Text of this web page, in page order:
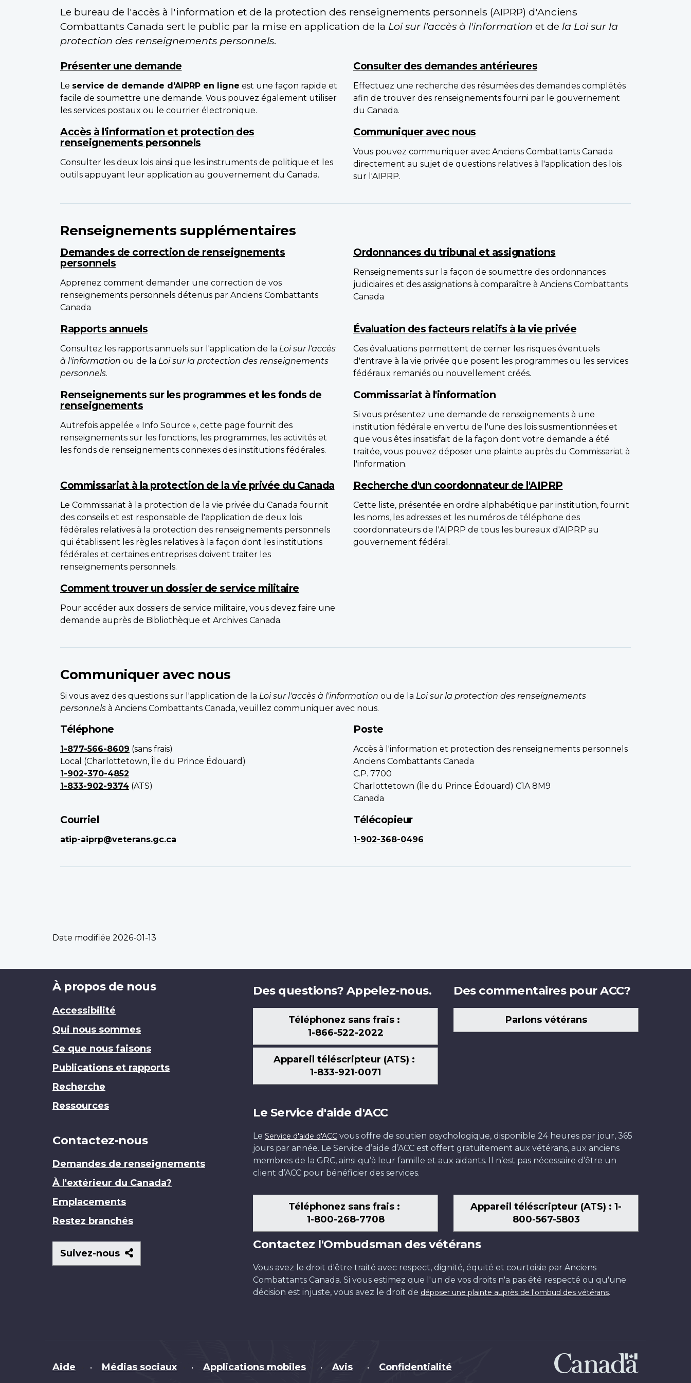
Le bureau de l'accès à l'information et de la protection des renseignements personnels (AIPRP) d'Anciens
Combattants Canada sert le public par la mise en application de la Loi sur l'accès à l'information et de la Loi sur la
protection des renseignements personnels.
Présenter une demande
Le service de demande d'AIPRP en ligne est une façon rapide et
facile de soumettre une demande. Vous pouvez également utiliser
les services postaux ou le courrier électronique.
Consulter des demandes antérieures
Effectuez une recherche des résumées des demandes complétés
afin de trouver des renseignements fourni par le gouvernement
du Canada.
Accès à l'information et protection des
renseignements personnels
Consulter les deux lois ainsi que les instruments de politique et les
outils appuyant leur application au gouvernement du Canada.
Communiquer avec nous
Vous pouvez communiquer avec Anciens Combattants Canada
directement au sujet de questions relatives à l'application des lois
sur l'AIPRP.
Renseignements supplémentaires
Demandes de correction de renseignements
personnels
Apprenez comment demander une correction de vos
renseignements personnels détenus par Anciens Combattants
Canada
Ordonnances du tribunal et assignations
Renseignements sur la façon de soumettre des ordonnances
judiciaires et des assignations à comparaître à Anciens Combattants
Canada
Rapports annuels
Consultez les rapports annuels sur l'application de la Loi sur l'accès
à l'information ou de la Loi sur la protection des renseignements
personnels.
Évaluation des facteurs relatifs à la vie privée
Ces évaluations permettent de cerner les risques éventuels
d'entrave à la vie privée que posent les programmes ou les services
fédéraux remaniés ou nouvellement créés.
Renseignements sur les programmes et les fonds de
renseignements
Autrefois appelée « Info Source », cette page fournit des
renseignements sur les fonctions, les programmes, les activités et
les fonds de renseignements connexes des institutions fédérales.
Commissariat à l'information
Si vous présentez une demande de renseignements à une
institution fédérale en vertu de l'une des lois susmentionnées et
que vous êtes insatisfait de la façon dont votre demande a été
traitée, vous pouvez déposer une plainte auprès du Commissariat à
l'information.
Commissariat à la protection de la vie privée du Canada
Le Commissariat à la protection de la vie privée du Canada fournit
des conseils et est responsable de l'application de deux lois
fédérales relatives à la protection des renseignements personnels
qui établissent les règles relatives à la façon dont les institutions
fédérales et certaines entreprises doivent traiter les
renseignements personnels.
Recherche d'un coordonnateur de l'AIPRP
Cette liste, présentée en ordre alphabétique par institution, fournit
les noms, les adresses et les numéros de téléphone des
coordonnateurs de l'AIPRP de tous les bureaux d'AIPRP au
gouvernement fédéral.
Comment trouver un dossier de service militaire
Pour accéder aux dossiers de service militaire, vous devez faire une
demande auprès de Bibliothèque et Archives Canada.
Communiquer avec nous
Si vous avez des questions sur l'application de la Loi sur l'accès à l'information ou de la Loi sur la protection des renseignements
personnels à Anciens Combattants Canada, veuillez communiquer avec nous.
Téléphone
1-877-566-8609 (sans frais)
Local (Charlottetown, Île du Prince Édouard)
1-902-370-4852
1-833-902-9374 (ATS)
Poste
Accès à l'information et protection des renseignements personnels
Anciens Combattants Canada
C.P. 7700
Charlottetown (Île du Prince Édouard) C1A 8M9
Canada
Courriel
atip-aiprp@veterans.gc.ca
Télécopieur
1-902-368-0496
Date modifiée 2026-01-13
Brand
À propos de nous
Accessibilité
Qui nous sommes
Ce que nous faisons
Publications et rapports
Recherche
Ressources
Contactez-nous
Demandes de renseignements
À l'extérieur du Canada?
Emplacements
Restez branchés
Suivez-nous
Suivez-
nous
Des questions? Appelez-nous.
Téléphonez sans frais :
1-866-522-2022
Appareil téléscripteur (ATS) :
1-833-921-0071
Des commentaires pour ACC?
Parlons vétérans
Le Service d'aide d'ACC
Le Service d'aide d'ACC vous offre de soutien psychologique, disponible 24 heures par jour, 365
jours par année. Le Service d’aide d’ACC est offert gratuitement aux vétérans, aux anciens
membres de la GRC, ainsi qu’à leur famille et aux aidants. Il n’est pas nécessaire d’être un
client d’ACC pour bénéficier des services.
Téléphonez sans frais :
1-800-268-7708
Appareil téléscripteur (ATS) : 1-
800-567-5803
Contactez l'Ombudsman des vétérans
Vous avez le droit d'être traité avec respect, dignité, équité et courtoisie par Anciens
Combattants Canada. Si vous estimez que l'un de vos droits n'a pas été respecté ou qu'une
décision est injuste, vous avez le droit de déposer une plainte auprès de l'ombud des vétérans.
Brand
Aide • Médias sociaux • Applications mobiles • Avis • Confidentialité